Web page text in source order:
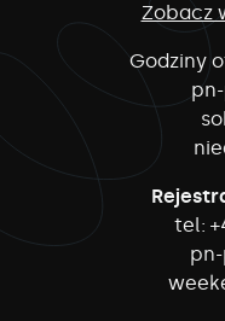
Zobacz
Godziny
tel: